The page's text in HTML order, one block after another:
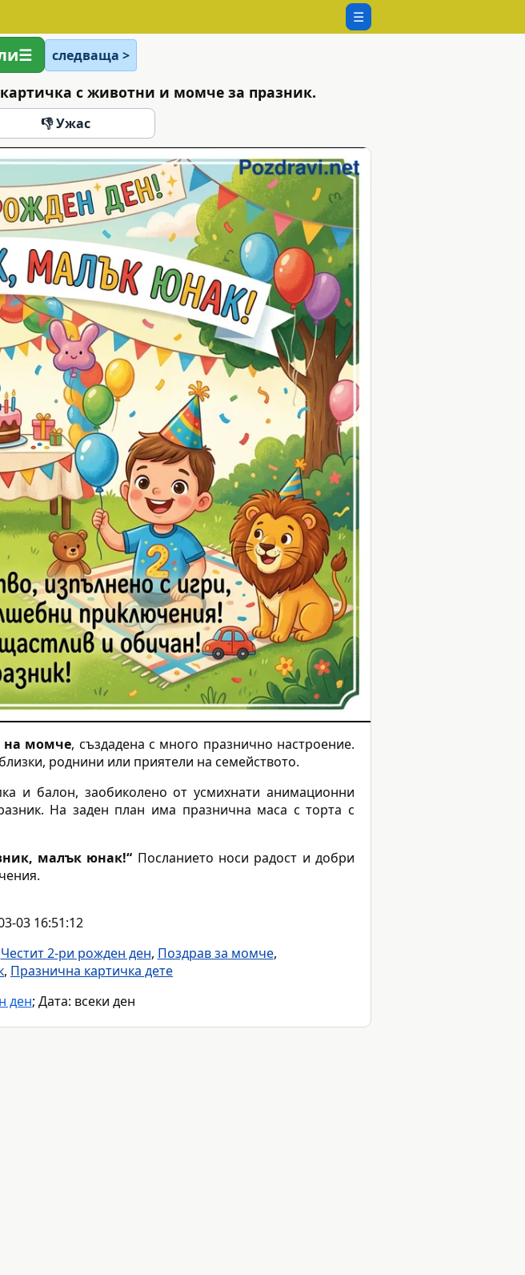
☰
следваща >
с животни и момче за празник.
👎 Ужас
на момче, създадена с много празнично настроение.
роднини или приятели на семейството.
и балон, заобиколено от усмихнати анимационни
На заден план има празнична маса с торта с
малък юнак!“ Посланието носи радост и добри
03 16:51:12
Честит 2-ри рожден ден, Поздрав за момче,
, Празнична картичка дете
ден; Дата: всеки ден